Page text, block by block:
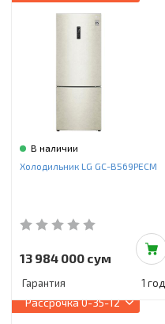
В наличии
Холодильник LG GC-B569PECM
13 984 000 сум
Гарантия 1 год
Рассрочка0-35-12